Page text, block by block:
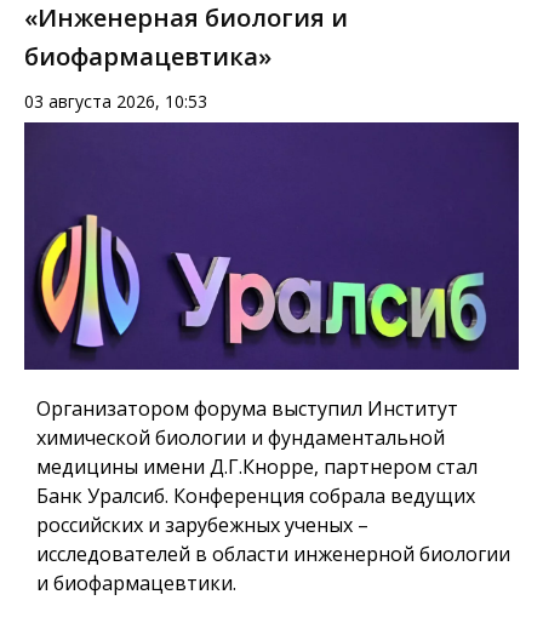
«Инженерная биология и
биофармацевтика»
03 августа 2026, 10:53
Организатором форума выступил Институт
химической биологии и фундаментальной
медицины имени Д.Г.Кнорре, партнером стал
Банк Уралсиб. Конференция собрала ведущих
российских и зарубежных ученых –
исследователей в области инженерной биологии
и биофармацевтики.